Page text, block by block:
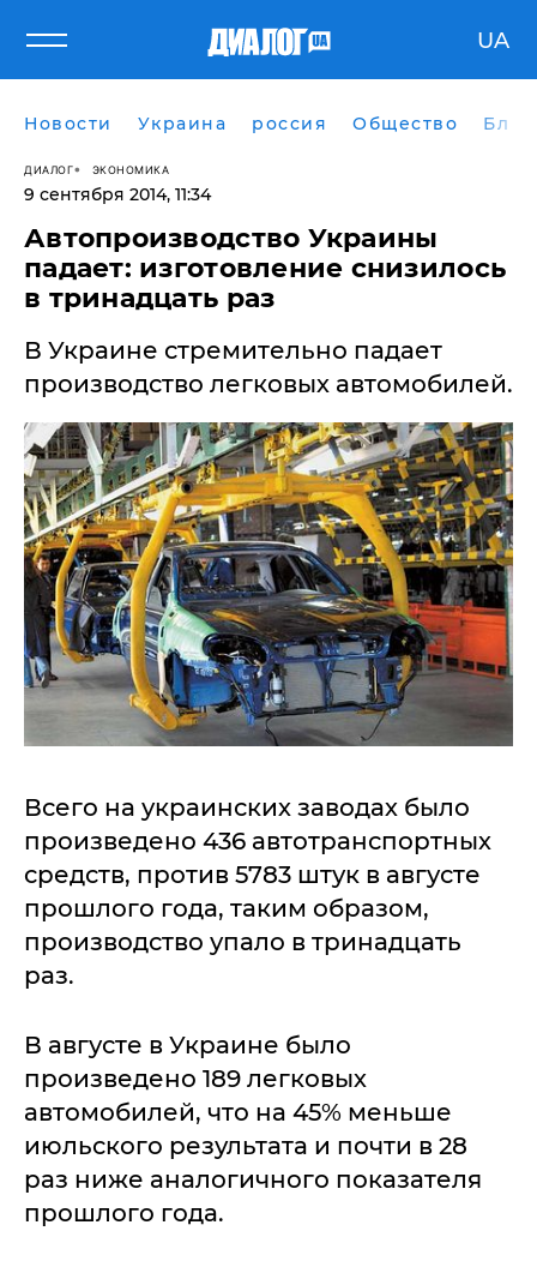
UA
Новости Украина россия Общество
ДИАЛОГ ЭКОНОМИКА
9 сентября 2014, 11:34
Автопроизводство Украины
падает: изготовление снизилось
в тринадцать раз
В Украине стремительно падает
производство легковых автомобилей.
Всего на украинских заводах было
произведено 436 автотранспортных
средств, против 5783 штук в августе
прошлого года, таким образом,
производство упало в тринадцать
раз.
В августе в Украине было
произведено 189 легковых
автомобилей, что на 45% меньше
июльского результата и почти в 28
раз ниже аналогичного показателя
прошлого года.